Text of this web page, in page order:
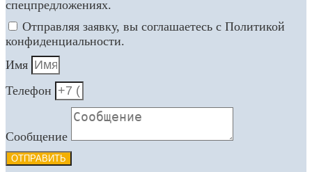
спецпредложениях.
Отправляя заявку, вы соглашаетесь с Политикой
конфиденциальности.
Имя
Телефон
Сообщение
ОТПРАВИТЬ